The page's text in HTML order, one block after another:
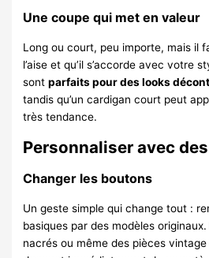
Une coupe qui met en valeur
Long ou court, peu importe, mais il
l’aise et qu’il s’accorde avec votre
sontparfaits pour des looks
tandis qu’un cardigan court peut
très tendance.
Personnaliser avec
Changer les boutons
Un geste simple qui change tout :
basiques par des modèles
nacrés ou même des pièces